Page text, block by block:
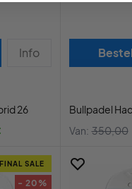
Info
26
Bullpadel
Van: 350,00
FINAL SALE
- 20%